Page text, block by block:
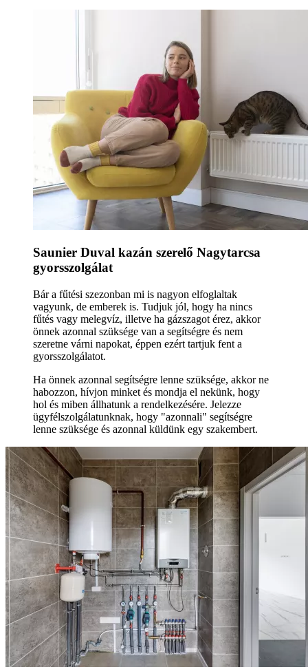
Saunier Duval kazán szerelő Nagytarcsa
gyorsszolgálat
Bár a fűtési szezonban mi is nagyon elfoglaltak
vagyunk, de emberek is. Tudjuk jól, hogy ha nincs
fűtés vagy melegvíz, illetve ha gázszagot érez, akkor
önnek azonnal szüksége van a segítségre és nem
szeretne várni napokat, éppen ezért tartjuk fent a
gyorsszolgálatot.
Ha önnek azonnal segítségre lenne szüksége, akkor ne
habozzon, hívjon minket és mondja el nekünk, hogy
hol és miben állhatunk a rendelkezésére. Jelezze
ügyfélszolgálatunknak, hogy "azonnali" segítségre
lenne szüksége és azonnal küldünk egy szakembert.